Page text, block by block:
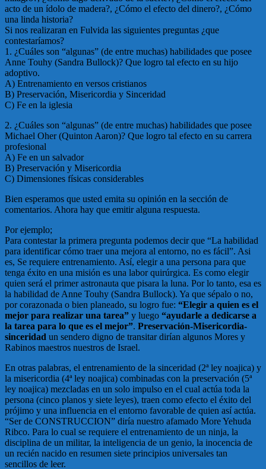
acto de un ídolo de madera?, ¿Cómo el efecto del dinero?, ¿Cómo
una linda historia?
Si nos realizaran en Fulvida las siguientes preguntas ¿que
contestaríamos?
1. ¿Cuáles son “algunas” (de entre muchas) habilidades que posee
Anne Touhy (Sandra Bullock)? Que logro tal efecto en su hijo
adoptivo.
A) Entrenamiento en versos cristianos
B) Preservación, Misericordia y Sinceridad
C) Fe en la iglesia
2. ¿Cuáles son “algunas” (de entre muchas) habilidades que posee
Michael Oher (Quinton Aaron)? Que logro tal efecto en su carrera
profesional
A) Fe en un salvador
B) Preservación y Misericordia
C) Dimensiones físicas considerables
Bien esperamos que usted emita su opinión en la sección de
comentarios. Ahora hay que emitir alguna respuesta.
Por ejemplo;
Para contestar la primera pregunta podemos decir que “La habilidad
para identificar cómo traer una mejora al entorno, no es fácil”. Asi
es, Se requiere entrenamiento. Así, elegir a una persona para que
tenga éxito en una misión es una labor quirúrgica. Es como elegir
quien será el primer astronauta que pisara la luna. Por lo tanto, esa es
la habilidad de Anne Touhy (Sandra Bullock). Ya que sépalo o no,
por corazonada o bien planeado, su logro fue: “Elegir a quien es el
mejor para realizar una tarea” y luego “ayudarle a dedicarse a
la tarea para lo que es el mejor”. Preservación-Misericordia-
sinceridad un sendero digno de transitar dirían algunos Mores y
Rabinos maestros nuestros de Israel.
En otras palabras, el entrenamiento de la sinceridad (2ª ley noajica) y
la misericordia (4ª ley noajica) combinadas con la preservación (5ª
ley noajica) mezcladas en un solo impulso en el cual actúa toda la
persona (cinco planos y siete leyes), traen como efecto el éxito del
prójimo y una influencia en el entorno favorable de quien así actúa.
“Ser de CONSTRUCCION” diría nuestro afamado More Yehuda
Ribco. Para lo cual se requiere el entrenamiento de un ninja, la
disciplina de un militar, la inteligencia de un genio, la inocencia de
un recién nacido en resumen siete principios universales tan
sencillos de leer.